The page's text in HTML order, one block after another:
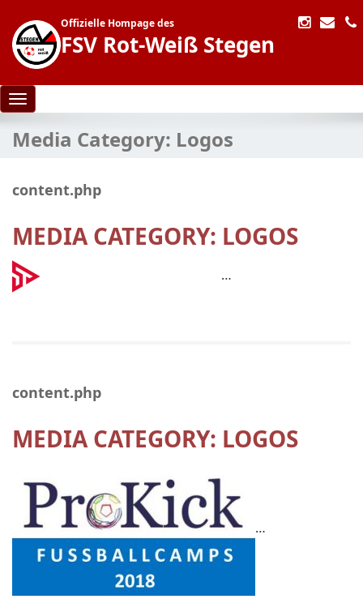
Offizielle Hompage des
FSV Rot-Weiß Stegen
Toggle navigation
Media Category: Logos
content.php
MEDIA CATEGORY: LOGOS
…
content.php
MEDIA CATEGORY: LOGOS
…